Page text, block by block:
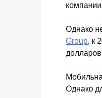
Однако
Group, к
долларов
Однако